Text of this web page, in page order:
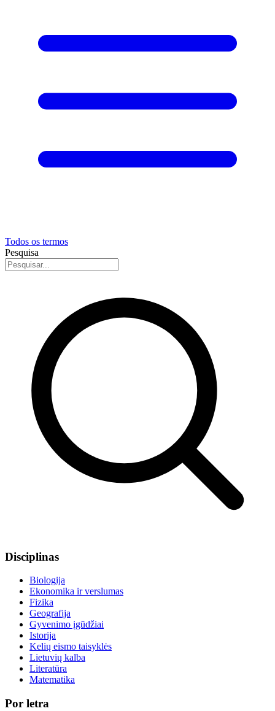
Todos os termos
Pesquisa
Disciplinas
Biologija
Ekonomika ir verslumas
Fizika
Geografija
Gyvenimo įgūdžiai
Istorija
Kelių eismo taisyklės
Lietuvių kalba
Literatūra
Matematika
Por letra